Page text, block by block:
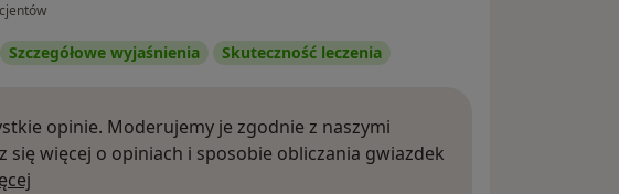
Szczegółowe wyjaśnienia Skuteczność leczenia
opinie. Moderujemy je zgodnie z naszymi
się więcej o opiniach i sposobie obliczania gwiazdek